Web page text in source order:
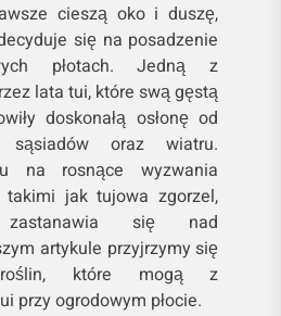
cieszą oko i duszę,
się na posadzenie
płotach. Jedną z
lata tui, które swą gęstą
doskonałą osłonę od
sąsiadów oraz wiatru.
na rosnące wyzwania
jak tujowa zgorzel,
się nad
artykule przyjrzymy się
roślin, które mogą z
przy ogrodowym płocie.